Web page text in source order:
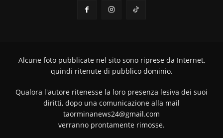
Alcune foto pubblicate nel sito sono riprese da Internet,
quindi ritenute di pubblico dominio.
Qualora l'autore ritenesse la loro presenza lesiva dei suoi
diritti, dopo una comunicazione alla mail
taorminanews24@gmail.com
verranno prontamente rimosse.